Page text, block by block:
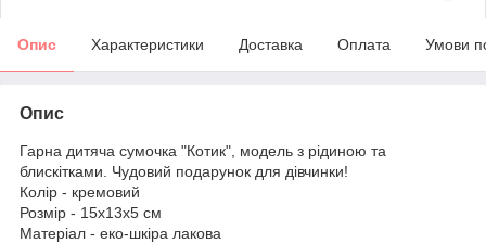
Опис Характеристики Доставка Оплата Умови
Опис
Гарна дитяча сумочка "Котик", модель з рідиною та
блискітками. Чудовий подарунок для дівчинки!
Колір - кремовий
Розмір - 15х13х5 см
Матеріал - еко-шкіра лакова